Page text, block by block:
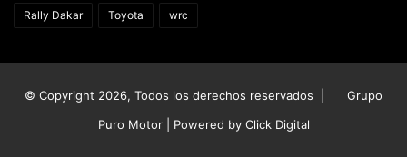
Rally Dakar Toyota wrc
© Copyright 2026, Todos los derechos reservados |
Grupo
Puro Motor | Powered by Click Digital